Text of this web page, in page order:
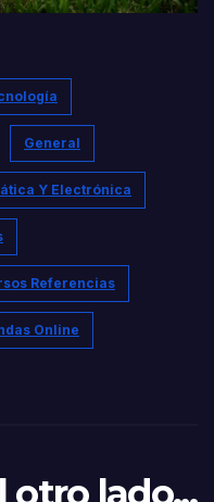
General
Y Electrónica
Referencias
Online
otro lado...